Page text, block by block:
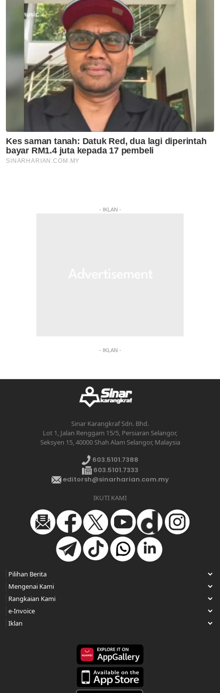
- IKLAN -
- IKLAN -
Sinar Karangkraf Sdn. Bhd.
Lot 1, Jalan Renggam 15/5, Persiaran Selangor,
Seksyen 15, 40000 Shah Alam Selangor, Malaysia
603.5101.7388
603.5101.7333
editorsh@sinarharian.com.my
IKUTI KAMI